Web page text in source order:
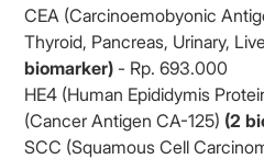
CEA (Carcinoemobyonic
Thyroid, Pancreas, Urinary,
biomarker) - Rp. 693.000
HE4 (Human Epididymis
(Cancer Antigen CA-125) (2
SCC (Squamous Cell